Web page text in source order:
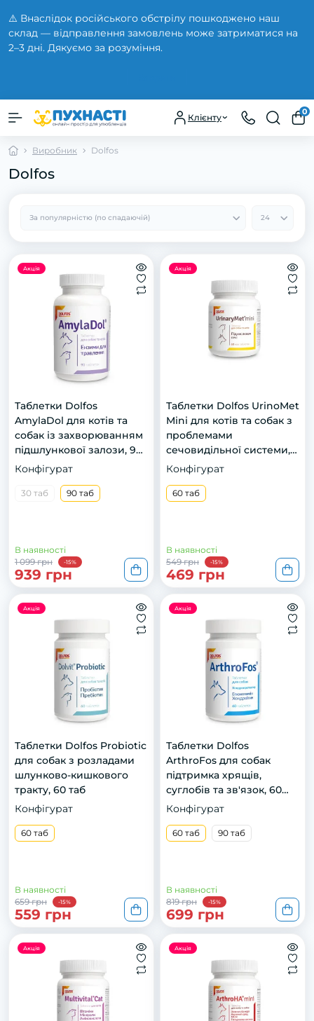
⚠️ Внаслідок російського обстрілу пошкоджено наш
склад — відправлення замовлень може затриматися на
2–3 дні. Дякуємо за розуміння.
Клієнту
0
Виробник Dolfos
Dolfos
Акція
Таблетки Dolfos
AmylaDol для котів та
собак із захворюванням
підшлункової залози, 90
таб
Конфігурат
30 таб 90 таб
В наявності
1 099 грн
-15%
939 грн
Акція
Таблетки Dolfos UrinoMet
Mini для котів та собак з
проблемами
сечовидільної системи,
розчинення струвітів, 60
Конфігурат
60 таб
В наявності
549 грн
-15%
469 грн
Акція
Таблетки Dolfos Probiotic
для собак з розладами
шлунково-кишкового
тракту, 60 таб
Конфігурат
60 таб
В наявності
659 грн
-15%
559 грн
Акція
Тaблeтки Dоlfоs
ArthroFos для сoбaк
підтримкa хрящів,
сyглoбів тa зв'язoк, 60
тaб
Конфігурат
60 таб 90 таб
В наявності
819 грн
-15%
699 грн
Акція Акція